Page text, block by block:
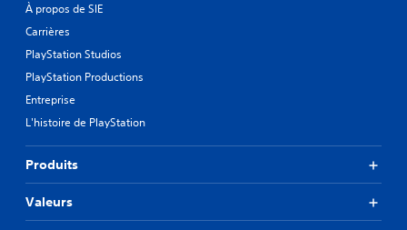
À propos de SIE
Carrières
PlayStation Studios
PlayStation Productions
Entreprise
L'histoire de PlayStation
Produits
Valeurs